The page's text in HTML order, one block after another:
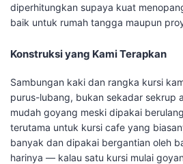
diperhitungkan supaya kuat
baik untuk rumah tangga maupun
Konstruksi yang Kami Terapkan
Sambungan kaki dan rangka kursi
purus-lubang, bukan sekadar sekrup
mudah goyang meski dipakai
terutama untuk kursi cafe yang
banyak dan dipakai bergantian oleh
harinya — kalau satu kursi mulai